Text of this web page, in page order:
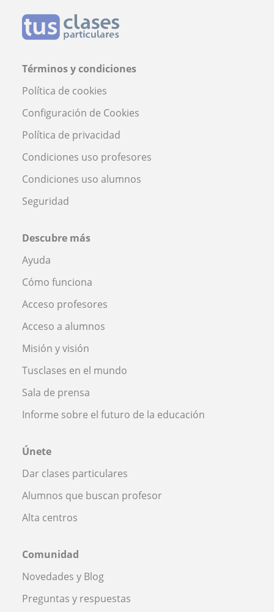
Términos y condiciones
Política de cookies
Configuración de Cookies
Política de privacidad
Condiciones uso profesores
Condiciones uso alumnos
Seguridad
Descubre más
Ayuda
Cómo funciona
Acceso profesores
Acceso a alumnos
Misión y visión
Tusclases en el mundo
Sala de prensa
Informe sobre el futuro de la educación
Únete
Dar clases particulares
Alumnos que buscan profesor
Alta centros
Comunidad
Novedades y Blog
Preguntas y respuestas